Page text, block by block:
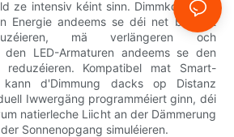
ze intensiv kéint sinn. Dimmkontrollen
Energie andeems se déi net benotzt
mä verlängeren och
den LED-Armaturen andeems se den
reduzéieren. Kompatibel mat Smart-
kann d'Dimmung dacks op Distanz
Iwwergäng programméiert ginn, déi
natierleche Liicht an der Dämmerung
Sonnenopgang simuléieren.